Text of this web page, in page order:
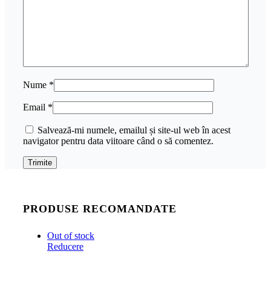
Nume *
Email *
Salvează-mi numele, emailul și site-ul web în acest
navigator pentru data viitoare când o să comentez.
PRODUSE RECOMANDATE
Out of stock
Reducere